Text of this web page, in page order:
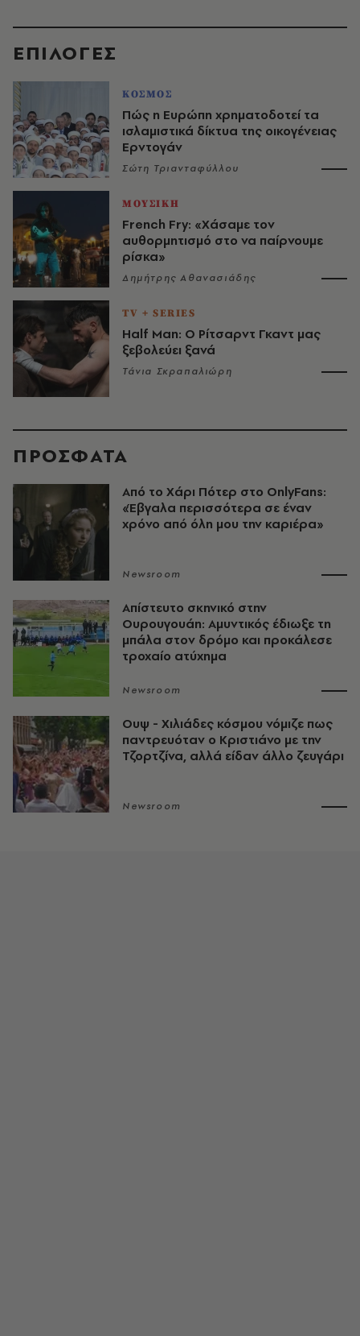
EΠΙΛΟΓΈΣ
ΚΟΣΜΟΣ
Πώς η Ευρώπη χρηματοδοτεί τα
ισλαμιστικά δίκτυα της οικογένειας
Ερντογάν
Σώτη Τριανταφύλλου
ΜΟΥΣΙΚΗ
French Fry: «Χάσαμε τον
αυθορμητισμό στο να παίρνουμε
ρίσκα»
Δημήτρης Αθανασιάδης
TV + SERIES
Half Man: Ο Ρίτσαρντ Γκαντ μας
ξεβολεύει ξανά
Τάνια Σκραπαλιώρη
ΠΡΟΣΦΑΤΑ
Από το Χάρι Πότερ στο OnlyFans:
«Έβγαλα περισσότερα σε έναν
χρόνο από όλη μου την καριέρα»
Newsroom
Απίστευτο σκηνικό στην
Ουρουγουάη: Αμυντικός έδιωξε τη
μπάλα στον δρόμο και προκάλεσε
τροχαίο ατύχημα
Newsroom
Ουψ - Χιλιάδες κόσμου νόμιζε πως
παντρευόταν ο Κριστιάνο με την
Τζορτζίνα, αλλά είδαν άλλο ζευγάρι
Newsroom